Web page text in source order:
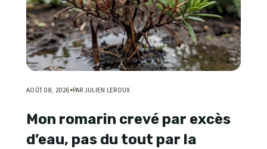
AOÛT 08, 2026 PAR JULIEN LEROUX
Mon romarin crevé par excès
d’eau, pas du tout par la